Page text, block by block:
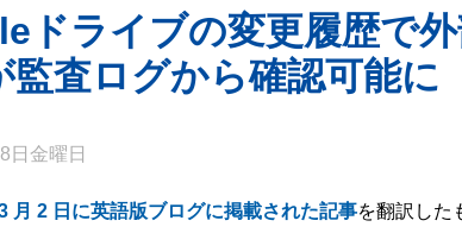
ドライブの変更履歴で
監査ログから確認可能に
日金曜日
月 2 日に英語版ブログに掲載された記事を翻訳した